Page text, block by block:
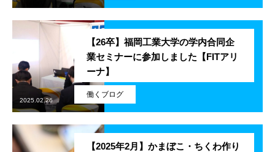
社員インタビュー
Entry
新卒採用エントリー
第二新卒採用エントリー
キャリア採用エントリー
働くブログ
【26卒】福岡工業大学の学内合同企
業セミナーに参加しました【FITアリ
ーナ】
2025.02.26
【2025年2月】かまぼこ・ちくわ作り